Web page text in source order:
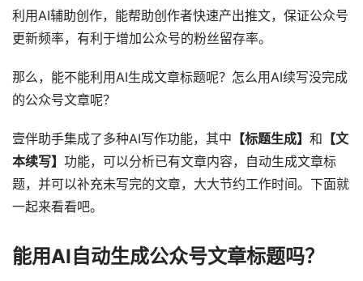
利用AI辅助创作，能帮助创作者快速产出推文，保证公众号
更新频率，有利于增加公众号的粉丝留存率。
那么，能不能利用AI生成文章标题呢？怎么用AI续写没完成
的公众号文章呢？
壹伴助手集成了多种AI写作功能，其中 【标题生成】 和 【文
本续写】 功能，可以分析已有文章内容，自动生成文章标
题，并可以补充未写完的文章，大大节约工作时间。下面就
一起来看看吧。
能用AI自动生成公众号文章标题吗？